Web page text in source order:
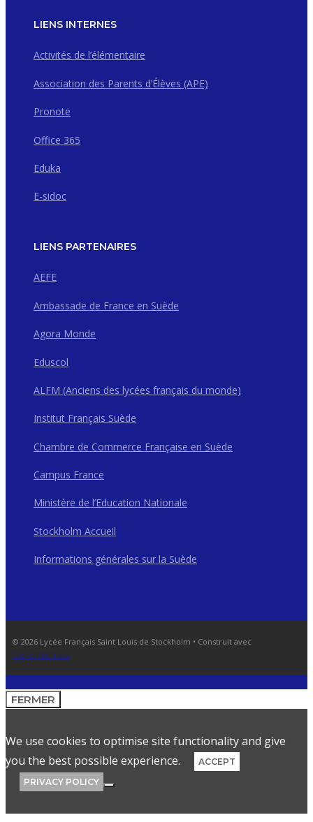
LIENS INTERNES
Activités de l’élémentaire
Association des Parents d’Élèves (APE)
Pronote
Office 365
Eduka
E-sidoc
LIENS PARTENAIRES
AEFE
Ambassade de France en Suède
Agora Monde
Eduscol
ALFM (Anciens des lycées français du monde)
Institut Français Suède
Chambre de Commerce Française en Suède
Campus France
Ministère de l’Education Nationale
Stockholm Accueil
Informations générales sur la Suède
© 2026 Lycée Français Saint Louis de Stockholm • Construit avec
GeneratePress
FERMER
We use cookies to optimise site functionality and give
you the best possible experience.
ACCEPT
PRIVACY POLICY